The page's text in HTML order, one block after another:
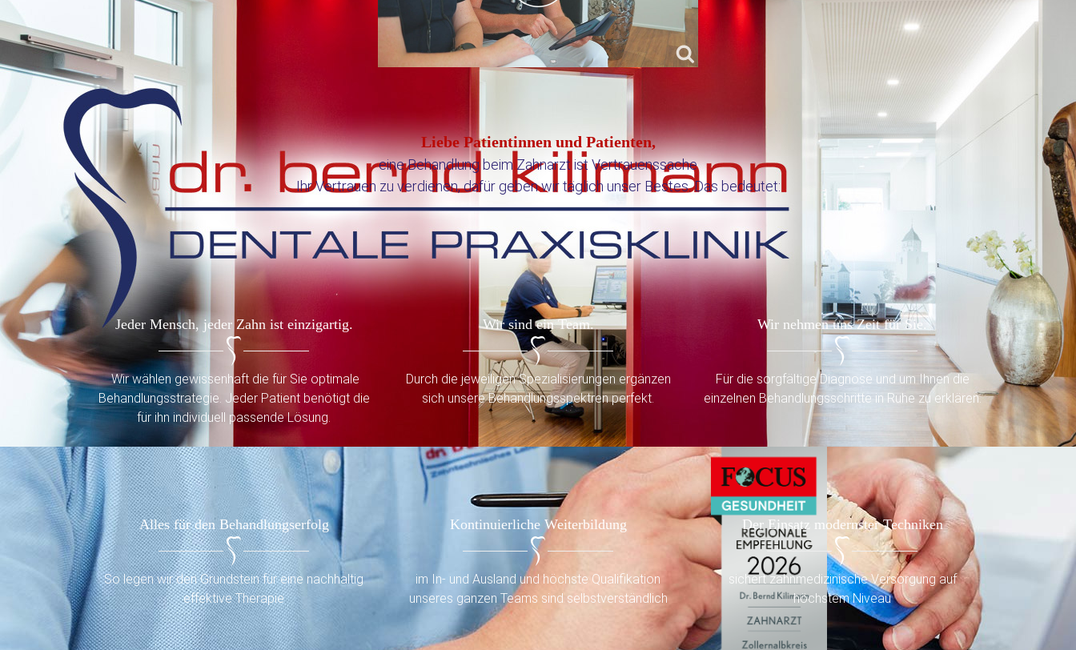
Liebe Patientinnen und Patienten,
eine Behandlung beim Zahnarzt ist Vertrauenssache
Ihr Vertrauen zu verdienen, dafür geben wir täglich unser Bestes. Das bedeutet:
Jeder Mensch, jeder Zahn ist einzigartig.
Wir wählen gewissenhaft die für Sie optimale
Behandlungsstrategie. Jeder Patient benötigt die
für ihn individuell passende Lösung.
Wir sind ein Team.
Durch die jeweiligen Spezialisierungen ergänzen
sich unsere Behandlungsspektren perfekt.
Wir nehmen uns Zeit für Sie.
Für die sorgfältige Diagnose und um Ihnen die
einzelnen Behandlungsschritte in Ruhe zu erklären.
Alles für den Behandlungserfolg
So legen wir den Grundstein für eine nachhaltig
effektive Therapie
Kontinuierliche Weiterbildung
im In- und Ausland und höchste Qualifikation
unseres ganzen Teams sind selbstverständlich
Der Einsatz modernster Techniken
sichert zahnmedizinische Versorgung auf
höchstem Niveau